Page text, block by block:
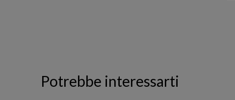
Potrebbe interessarti